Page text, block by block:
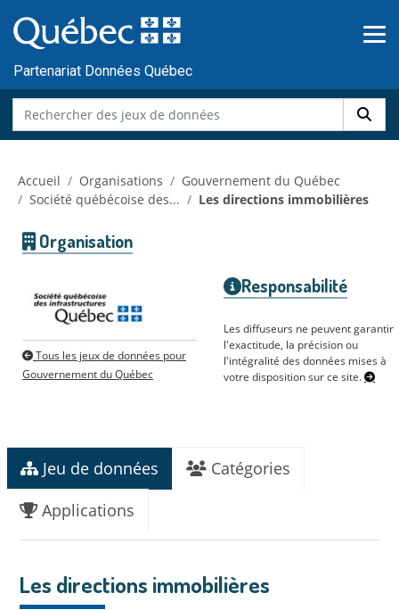
au
contenu
Partenariat Données Québec
Accueil Organisations
Gouvernement du Québec
Société québécoise des...
Les directions immobilières
Organisation
Tous les jeux de données pour
Gouvernement du Québec
Responsabilité
Les diffuseurs ne peuvent garantir
l'exactitude, la précision ou
l'intégralité des données mises à
votre disposition sur ce site.
Jeu de données
Catégories
Applications
Les directions immobilières